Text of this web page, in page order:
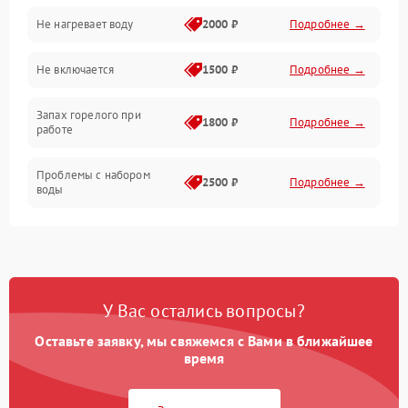
Программное обеспечение
Не нагревает воду 2000 ₽ Подробнее →
Не включается 1500 ₽ Подробнее →
Запах горелого при
работе
1800 ₽ Подробнее →
Проблемы с набором
воды
2500 ₽ Подробнее →
Замена платы управления 2200 ₽ Подробнее →
У Вас остались вопросы?
Оставьте заявку, мы свяжемся с Вами в ближайшее
время